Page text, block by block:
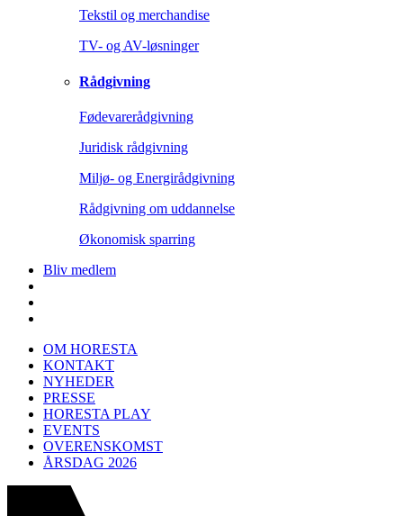
Tekstil og merchandise
TV- og AV-løsninger
Rådgivning
Fødevarerådgivning
Juridisk rådgivning
Miljø- og Energirådgivning
Rådgivning om uddannelse
Økonomisk sparring
Bliv medlem
OM HORESTA
KONTAKT
NYHEDER
PRESSE
HORESTA PLAY
EVENTS
OVERENSKOMST
ÅRSDAG 2026